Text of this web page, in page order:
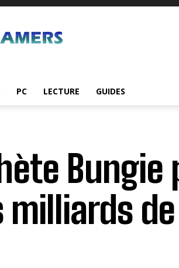
PC LECTURE GUIDES
Bungie
milliards